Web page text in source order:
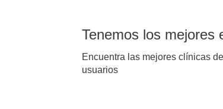
Tenemos los mejores
Encuentra las mejores clínicas
usuarios